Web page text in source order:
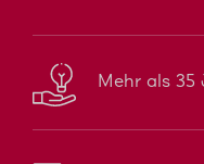
Mehr als